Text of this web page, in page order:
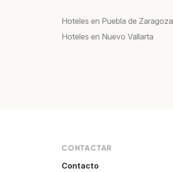
Hoteles en Puebla de Zaragoza
Hoteles en Nuevo Vallarta
CONTACTAR
Contacto